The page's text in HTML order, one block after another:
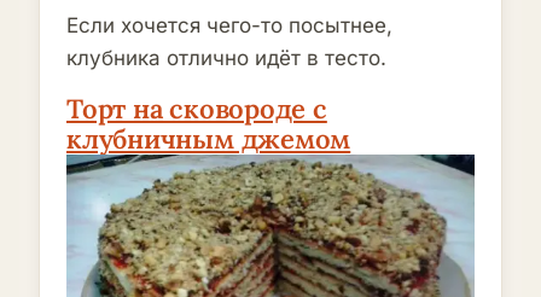
Если хочется чего-то посытнее,
клубника отлично идёт в тесто.
Торт на сковороде с
клубничным джемом